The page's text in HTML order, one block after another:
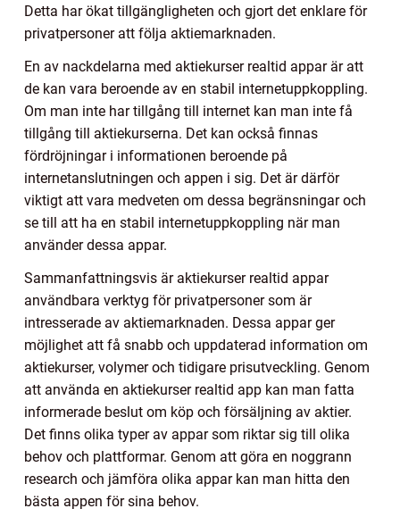
Detta har ökat tillgängligheten och gjort det enklare för
privatpersoner att följa aktiemarknaden.
En av nackdelarna med aktiekurser realtid appar är att
de kan vara beroende av en stabil internetuppkoppling.
Om man inte har tillgång till internet kan man inte få
tillgång till aktiekurserna. Det kan också finnas
fördröjningar i informationen beroende på
internetanslutningen och appen i sig. Det är därför
viktigt att vara medveten om dessa begränsningar och
se till att ha en stabil internetuppkoppling när man
använder dessa appar.
Sammanfattningsvis är aktiekurser realtid appar
användbara verktyg för privatpersoner som är
intresserade av aktiemarknaden. Dessa appar ger
möjlighet att få snabb och uppdaterad information om
aktiekurser, volymer och tidigare prisutveckling. Genom
att använda en aktiekurser realtid app kan man fatta
informerade beslut om köp och försäljning av aktier.
Det finns olika typer av appar som riktar sig till olika
behov och plattformar. Genom att göra en noggrann
research och jämföra olika appar kan man hitta den
bästa appen för sina behov.